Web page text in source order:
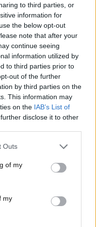
to third parties, or
information for
the below opt-out
note that after your
continue seeing
information utilized by
to third parties prior to
out of the further
by third parties on the
This information may
on the IAB’s List of
disclose it to other
Outs
of my
my
per contenere il
stilistico,
tra gli
lavori circa il
tradizionalmente
e
la nuova missione
McLaren ha
ampia scala”.
la volontà di
linea con le
in rapida evoluzione.
un segmento
più elevati
così a McLaren
in ricerca e